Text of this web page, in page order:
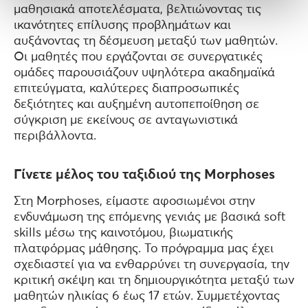
μαθησιακά αποτελέσματα, βελτιώνοντας τις
ικανότητες επίλυσης προβλημάτων και
αυξάνοντας τη δέσμευση μεταξύ των μαθητών.
Οι μαθητές που εργάζονται σε συνεργατικές
ομάδες παρουσιάζουν υψηλότερα ακαδημαϊκά
επιτεύγματα, καλύτερες διαπροσωπικές
δεξιότητες και αυξημένη αυτοπεποίθηση σε
σύγκριση με εκείνους σε ανταγωνιστικά
περιβάλλοντα.
Γίνετε μέλος του ταξιδιού της Morphoses
Στη Morphoses, είμαστε αφοσιωμένοι στην
ενδυνάμωση της επόμενης γενιάς με βασικά soft
skills μέσω της καινοτόμου, βιωματικής
πλατφόρμας μάθησης. Το πρόγραμμα μας έχει
σχεδιαστεί για να ενθαρρύνει τη συνεργασία, την
κριτική σκέψη και τη δημιουργικότητα μεταξύ των
μαθητών ηλικίας 6 έως 17 ετών. Συμμετέχοντας